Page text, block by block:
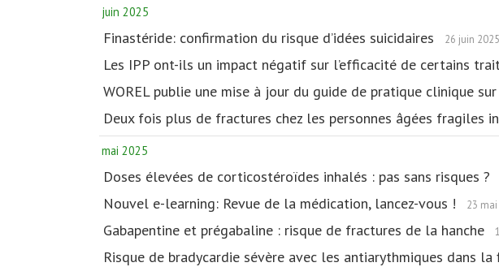
juin 2025
Finastéride: confirmation du risque d’idées suicidaires 26 juin 2025
Les IPP ont-ils un impact négatif sur l’efficacité de certains
WOREL publie une mise à jour du guide de pratique clinique
Deux fois plus de fractures chez les personnes âgées fragiles
mai 2025
Doses élevées de corticostéroïdes inhalés : pas sans risques ?
Nouvel e-learning: Revue de la médication, lancez-vous ! 23
Gabapentine et prégabaline : risque de fractures de la hanche
Risque de bradycardie sévère avec les antiarythmiques dans